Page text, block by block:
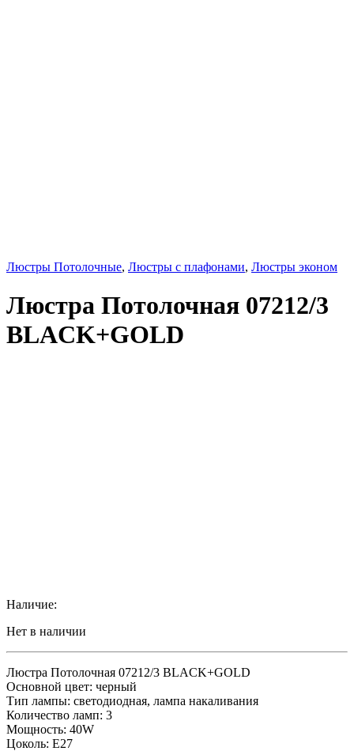
Люстры Потолочные, Люстры с плафонами, Люстры эконом
Люстра Потолочная 07212/3
BLACK+GOLD
Наличие:
Нет в наличии
Люстра Потолочная 07212/3 BLACK+GOLD
Основной цвет: черный
Тип лампы: светодиодная, лампа накаливания
Количество ламп: 3
Мощность: 40W
Цоколь: E27